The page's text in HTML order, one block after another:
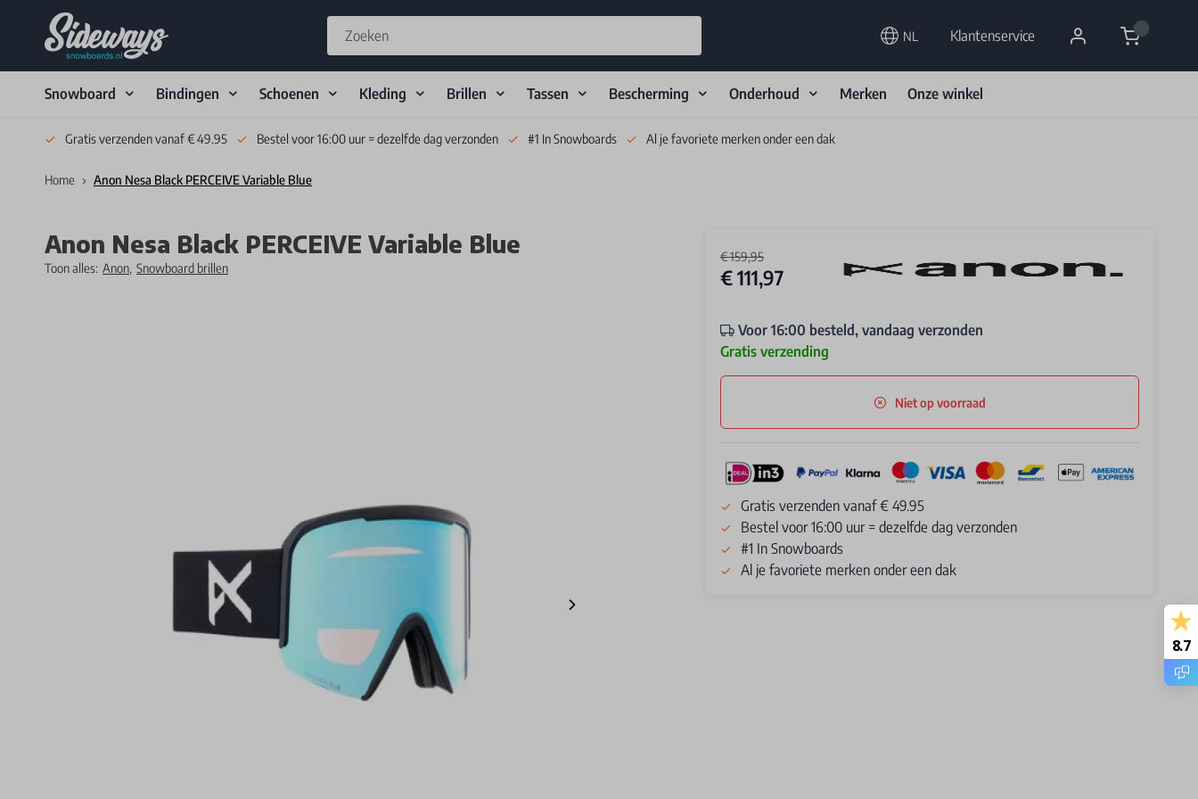
NL Klantenservice Cart
Snowboard Bindingen Schoenen Kleding Brillen Tassen Bescherming Onderhoud Merken Onze winkel
Gratis verzenden vanaf € 49.95 Bestel voor 16:00 uur = dezelfde dag verzonden #1 In Snowboards Al je favoriete merken onder een dak
Home Anon Nesa Black PERCEIVE Variable Blue
Anon Nesa Black PERCEIVE Variable Blue
Toon alles: Anon, Snowboard brillen
€ 159,95
€ 111,97
Voor 16:00 besteld, vandaag verzonden
Gratis verzending
Niet op voorraad
Gratis verzenden vanaf € 49.95
Bestel voor 16:00 uur = dezelfde dag verzonden
#1 In Snowboards
Al je favoriete merken onder een dak
8.7